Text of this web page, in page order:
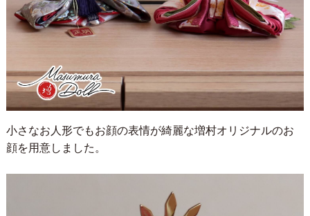
小さなお人形でもお顔の表情が綺麗な増村オリジナルのお
顔を用意しました。